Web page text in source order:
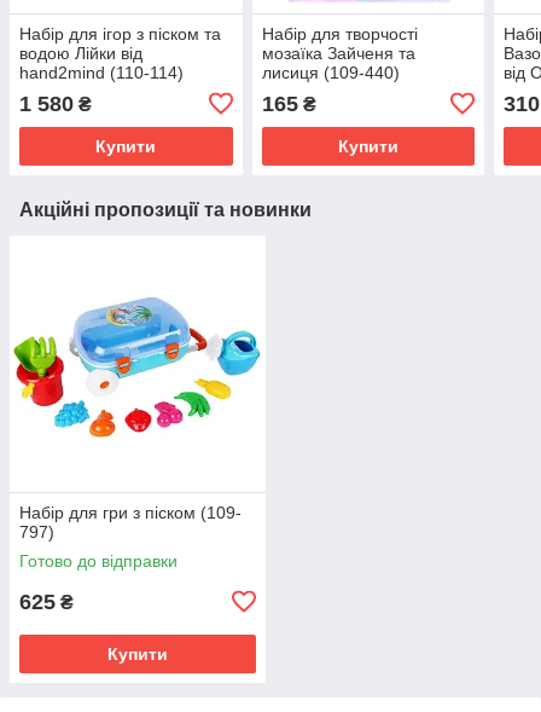
Набір для ігор з піском та
водою Лійки від
hand2mind (110-114)
1 580 ₴
Купити
Набір для творчості
мозаїка Зайченя та
лисиця (109-440)
165₴
Купити
від
310
Акційні пропозиції та новинки
Набір для гри з піском (109-
797)
Готово до відправки
625 ₴
Купити